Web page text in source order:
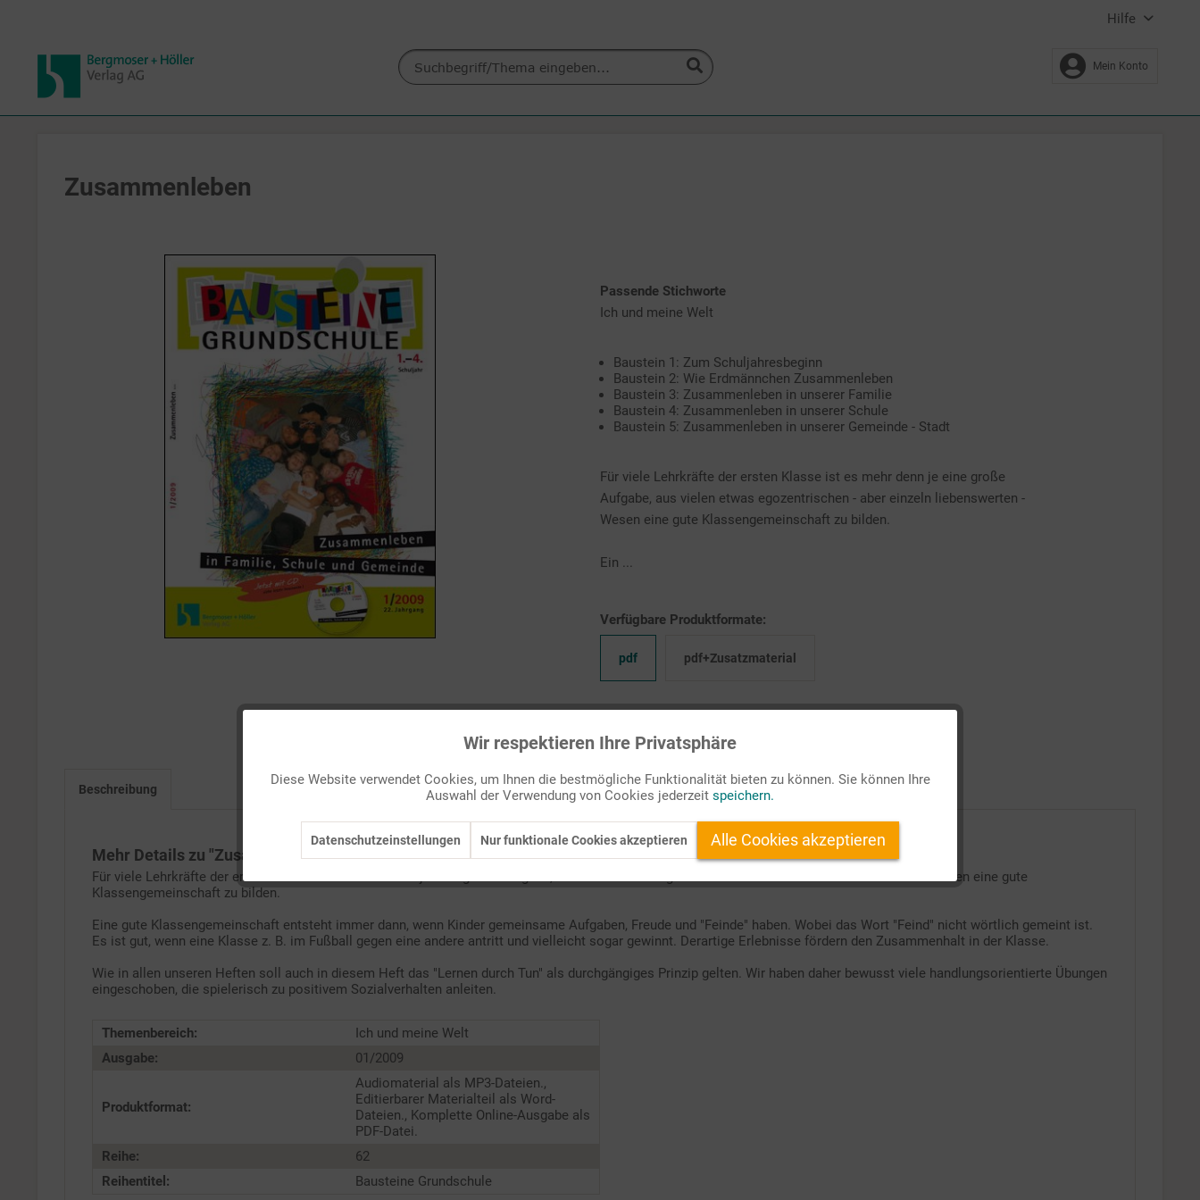
Hilfe
Mein Konto
Zusammenleben
Passende Stichworte
Ich und meine Welt
Baustein 1: Zum Schuljahresbeginn
Baustein 2: Wie Erdmännchen Zusammenleben
Baustein 3: Zusammenleben in unserer Familie
Baustein 4: Zusammenleben in unserer Schule
Baustein 5: Zusammenleben in unserer Gemeinde - Stadt
Für viele Lehrkräfte der ersten Klasse ist es mehr denn je eine große
Aufgabe, aus vielen etwas egozentrischen - aber einzeln liebenswerten -
Wesen eine gute Klassengemeinschaft zu bilden.
Ein ...
Verfügbare Produktformate:
pdf pdf+Zusatzmaterial
Auf Ihren Merkzettel setzen
Beschreibung
Mehr Details zu "Zusammenleben"
Für viele Lehrkräfte der ersten Klasse ist es mehr denn je eine große Aufgabe, aus vielen etwas egozentrischen - aber einzeln liebenswerten - Wesen eine gute
Klassengemeinschaft zu bilden.
Eine gute Klassengemeinschaft entsteht immer dann, wenn Kinder gemeinsame Aufgaben, Freude und "Feinde" haben. Wobei das Wort "Feind" nicht wörtlich gemeint ist.
Es ist gut, wenn eine Klasse z. B. im Fußball gegen eine andere antritt und vielleicht sogar gewinnt. Derartige Erlebnisse fördern den Zusammenhalt in der Klasse.
Wie in allen unseren Heften soll auch in diesem Heft das "Lernen durch Tun" als durchgängiges Prinzip gelten. Wir haben daher bewusst viele handlungsorientierte Übungen
eingeschoben, die spielerisch zu positivem Sozialverhalten anleiten.
Themenbereich:
Ich und meine Welt
Ausgabe:
01/2009
Produktformat:
Audiomaterial als MP3-Dateien.,
Editierbarer Materialteil als Word-
Dateien., Komplette Online-Ausgabe als
PDF-Datei.
Reihe:
62
Reihentitel:
Bausteine Grundschule
Inaktiv
Wir respektieren Ihre Privatsphäre
Diese Website verwendet Cookies, um Ihnen die bestmögliche Funktionalität bieten zu können. Sie können Ihre
Auswahl der Verwendung von Cookies jederzeit speichern.
Datenschutzeinstellungen Nur funktionale Cookies akzeptieren Alle Cookies akzeptieren